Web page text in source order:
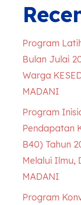
Program
Bulan Julai
Warga
MADANI
Program
Pendapatan
B40) Tahun
Melalui Ilmu,
MADANI
Program